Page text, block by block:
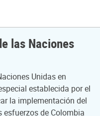
las Naciones
Unidas en
establecida por el
la implementación del
esfuerzos de Colombia